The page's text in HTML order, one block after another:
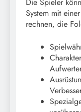
System mit
rechnen, die